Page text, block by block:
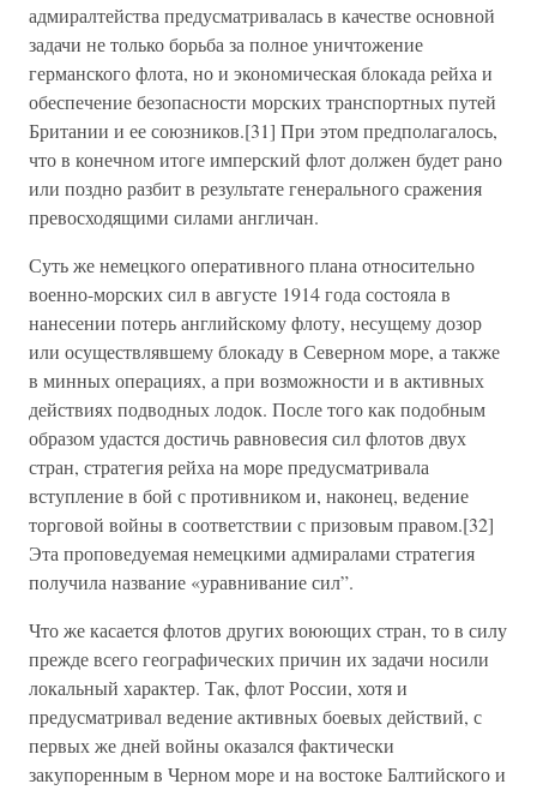
адмиралтейства предусматривалась в качестве основной
задачи не только борьба за полное уничтожение
германского флота, но и экономическая блокада рейха и
обеспечение безопасности морских транспортных путей
Британии и ее союзников.[31] При этом предполагалось,
что в конечном итоге имперский флот должен будет рано
или поздно разбит в результате генерального сражения
превосходящими силами англичан.
Суть же немецкого оперативного плана относительно
военно-морских сил в августе 1914 года состояла в
нанесении потерь английскому флоту, несущему дозор
или осуществлявшему блокаду в Северном море, а также
в минных операциях, а при возможности и в активных
действиях подводных лодок. После того как подобным
образом удастся достичь равновесия сил флотов двух
стран, стратегия рейха на море предусматривала
вступление в бой с противником и, наконец, ведение
торговой войны в соответствии с призовым правом.[32]
Эта проповедуемая немецкими адмиралами стратегия
получила название «уравнивание сил”.
Что же касается флотов других воюющих стран, то в силу
прежде всего географических причин их задачи носили
локальный характер. Так, флот России, хотя и
предусматривал ведение активных боевых действий, с
первых же дней войны оказался фактически
закупоренным в Черном море и на востоке Балтийского и